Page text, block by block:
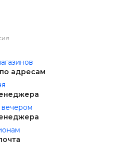
адресам
вечером